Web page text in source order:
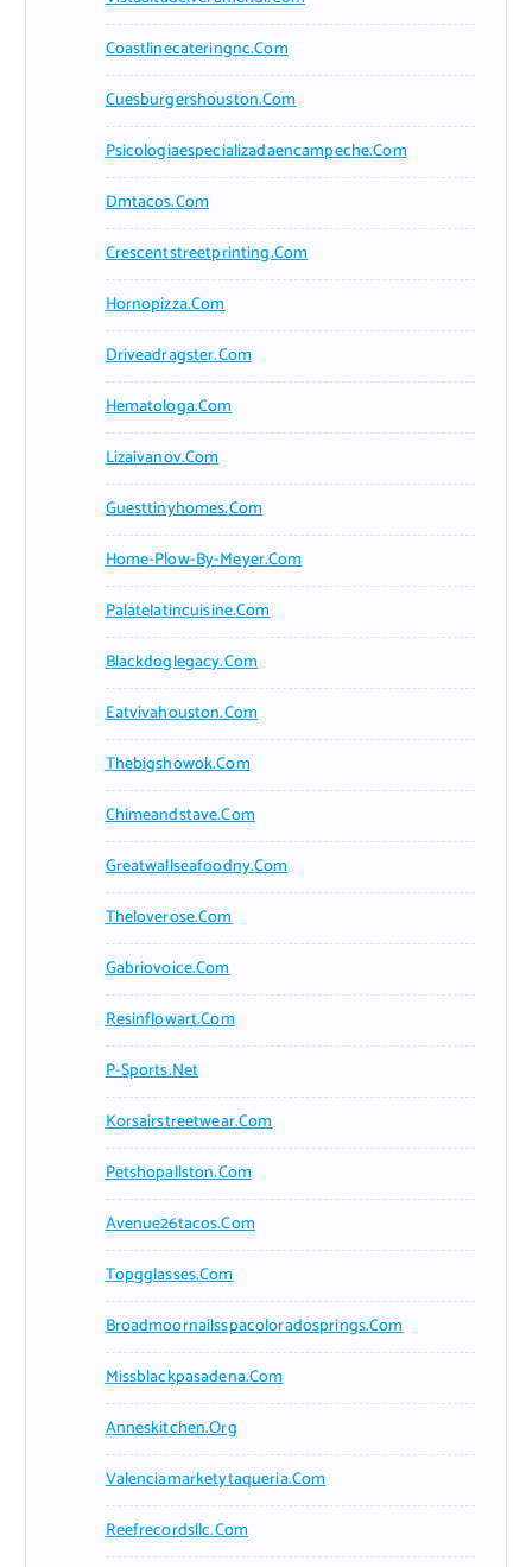
Coastlinecateringnc.com
Cuesburgershouston.com
Psicologiaespecializadaencampeche.com
Dmtacos.com
Crescentstreetprinting.com
Hornopizza.com
Driveadragster.com
Hematologa.com
Lizaivanov.com
Guesttinyhomes.com
Home-Plow-By-Meyer.com
Palatelatincuisine.com
Blackdoglegacy.com
Eatvivahouston.com
Thebigshowok.com
Chimeandstave.com
Greatwallseafoodny.com
Theloverose.com
Gabriovoice.com
Resinflowart.com
P-Sports.net
Korsairstreetwear.com
Petshopallston.com
Avenue26tacos.com
Topgglasses.com
Broadmoornailsspacoloradosprings.com
Missblackpasadena.com
Anneskitchen.org
Valenciamarketytaqueria.com
Reefrecordsllc.com